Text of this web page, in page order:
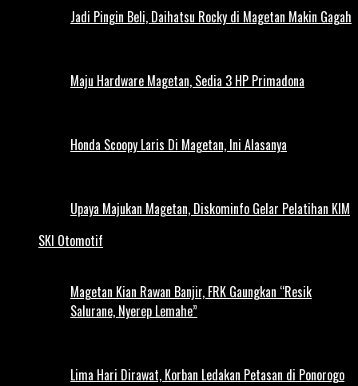
Jadi Pingin Beli, Daihatsu Rocky di Magetan Makin Gagah
Maju Hardware Magetan, Sedia 3 HP Primadona
Honda Scoopy Laris Di Magetan, Ini Alasanya
Upaya Majukan Magetan, Diskominfo Gelar Pelatihan KIM
SKI Otomotif
Magetan Kian Rawan Banjir, FRK Gaungkan “Resik
Salurane, Nyerep Lemahe”
Lima Hari Dirawat, Korban Ledakan Petasan di Ponorogo